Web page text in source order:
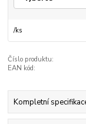
/ks
Číslo produktu:
EAN kód:
Kompletní